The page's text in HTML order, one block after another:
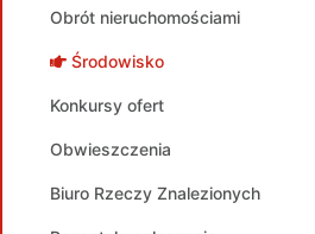
Obrót nieruchomościami
Środowisko
Konkursy ofert
Obwieszczenia
Biuro Rzeczy Znalezionych